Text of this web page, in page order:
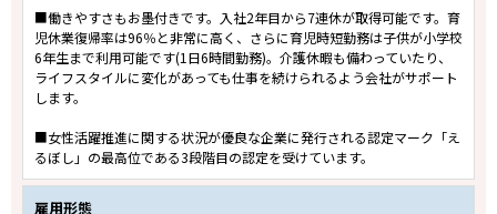
■働きやすさもお墨付きです。入社2年目から7連休が取得可能です。育
児休業復帰率は96％と非常に高く、さらに育児時短勤務は子供が小学校
6年生まで利用可能です(1日6時間勤務)。介護休暇も備わっていたり、
ライフスタイルに変化があっても仕事を続けられるよう会社がサポート
します。
■女性活躍推進に関する状況が優良な企業に発行される認定マーク「え
るぼし」の最高位である3段階目の認定を受けています。
雇用形態